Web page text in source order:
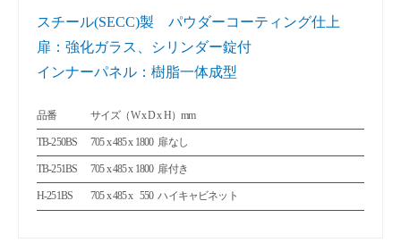
スチール(SECC)製 パウダーコーティング仕上
扉：強化ガラス、シリンダー錠付
インナーパネル：樹脂一体成型
品番 サイズ（W x D x H）mm
TB-250BS 705 x 485 x 1800 扉なし
TB-251BS 705 x 485 x 1800 扉付き
H-251BS 705 x 485 x 550 ハイキャビネット